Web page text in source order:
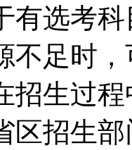
有选考
不足
招生过
区招生